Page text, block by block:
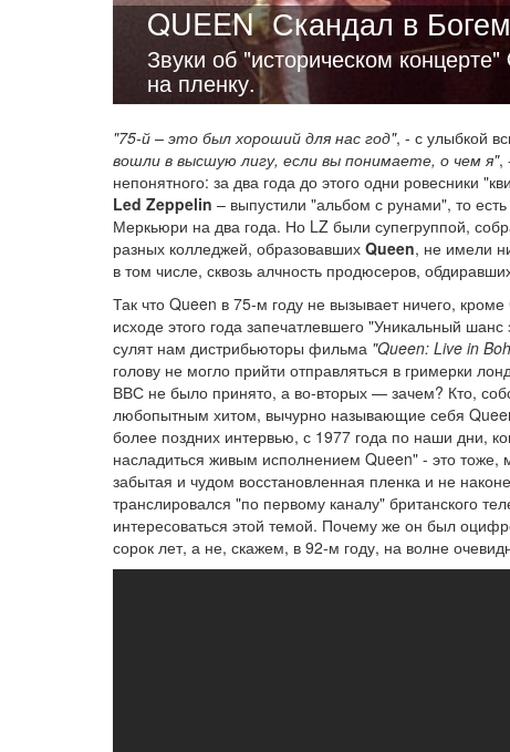
QUEEN Скандал в
Звуки об "историческом
на пленку.
"75-й – это был хороший для нас год", - с улыбкой
вошли в высшую лигу, если вы понимаете, о чем я",
непонятного: за два года до этого одни ровесники
Led Zeppelin – выпустили "альбом с рунами", то есть
Меркьюри на два года. Но LZ были супегруппой,
разных колледжей, образовавших Queen, не имели
в том числе, сквозь алчность продюсеров,
Так что Queen в 75-м году не вызывает ничего,
исходе этого года запечатлевшего "Уникальный
сулят нам дистрибьюторы фильма "Queen: Live in
голову не могло прийти отправляться в гримерки
ВВС не было принято, а во-вторых — зачем? Кто,
любопытным хитом, вычурно называющие себя
более поздних интервью, с 1977 года по наши дни,
насладиться живым исполнением Queen" - это тоже,
забытая и чудом восстановленная пленка и не
транслировался "по первому каналу" британского
интересоваться этой темой. Почему же он был
сорок лет, а не, скажем, в 92-м году, на волне